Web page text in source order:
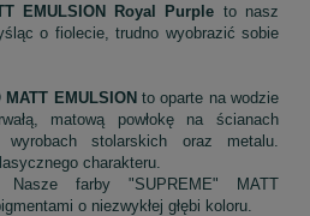
EMULSION Royal Purple to nasz
o fiolecie, trudno wyobrazić sobie
EMULSION to oparte na wodzie
matową powłokę na ścianach
stolarskich oraz metalu.
charakteru.
farby "SUPREME" MATT
o niezwykłej głębi koloru.